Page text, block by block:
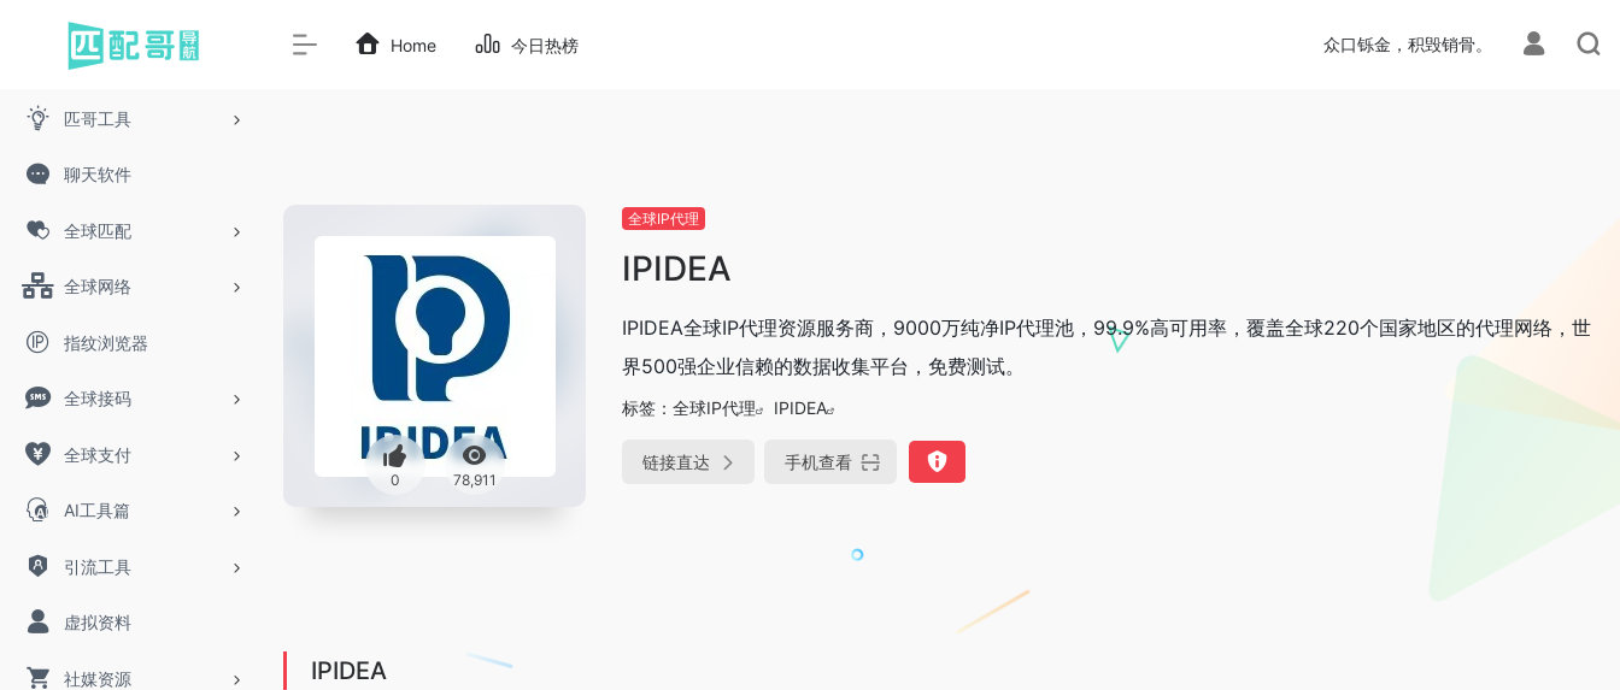
匹哥工具
聊天软件
全球匹配
全球网络
指纹浏览器
全球接码
全球支付
AI工具篇
引流工具
虚拟资料
社媒资源
Home 今日热榜 众口铄金，积毁销骨。
0 78,911
全球IP代理
IPIDEA
IPIDEA全球IP代理资源服务商，9000万纯净IP代理池，99.9%高可用率，覆盖全球220个国家地区的代理网络，世
界500强企业信赖的数据收集平台，免费测试。
标签： 全球IP代理 IPIDEA
链接直达 手机查看
IPIDEA